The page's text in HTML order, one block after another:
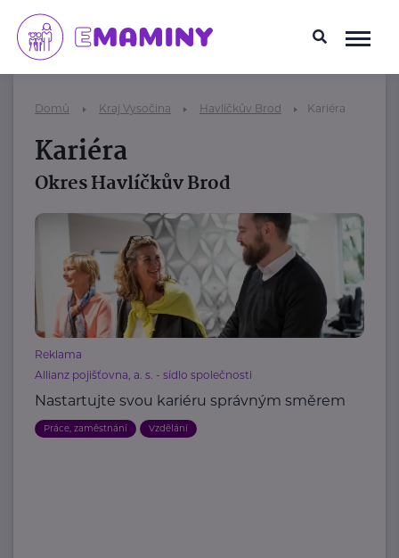
Domů Kraj Vysočina Havlíčkův Brod Kariéra
Kariéra
Okres Havlíčkův Brod
Reklama
Allianz pojišťovna, a. s. - sídlo společnosti
Nastartujte svou kariéru správným směrem
Práce, zaměstnání Vzdělání